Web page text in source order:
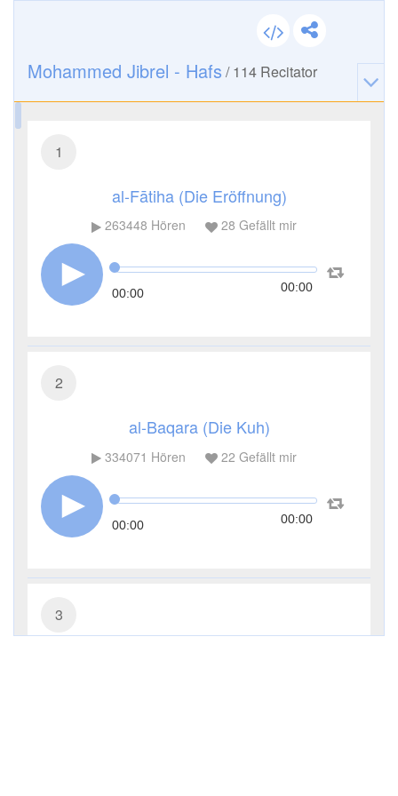
Mohammed Jibrel - Hafs /114 Recitator
1
al-Fātiha (Die Eröffnung)
263448 Hören 28 Gefällt mir
00:00 00:00
2
al-Baqara (Die Kuh)
334071 Hören 22 Gefällt mir
00:00 00:00
3